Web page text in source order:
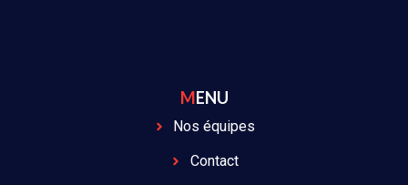
MENU
Nos équipes
Contact